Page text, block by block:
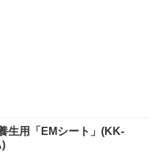
生用「EMシート」(KK-